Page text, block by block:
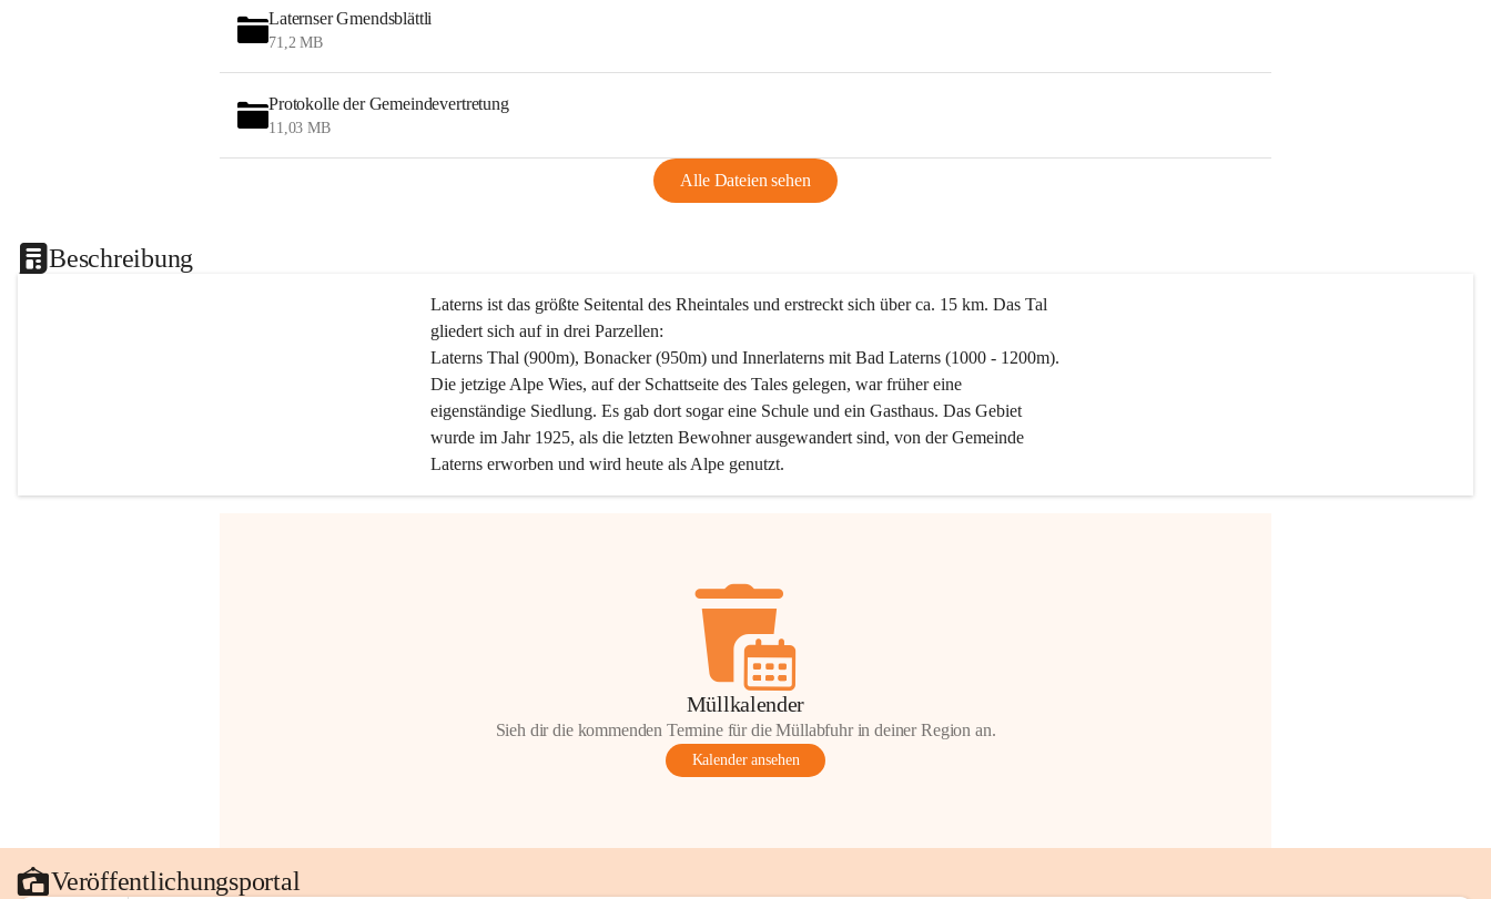
Laternser Gmendsblättli
71,2 MB
Protokolle der Gemeindevertretung
11,03 MB
Alle Dateien sehen
Beschreibung
Laterns ist das größte Seitental des Rheintales und erstreckt sich über ca. 15 km. Das Tal
gliedert sich auf in drei Parzellen:
Laterns Thal (900m), Bonacker (950m) und Innerlaterns mit Bad Laterns (1000 - 1200m).
Die jetzige Alpe Wies, auf der Schattseite des Tales gelegen, war früher eine
eigenständige Siedlung. Es gab dort sogar eine Schule und ein Gasthaus. Das Gebiet
wurde im Jahr 1925, als die letzten Bewohner ausgewandert sind, von der Gemeinde
Laterns erworben und wird heute als Alpe genutzt.
Müllkalender
Sieh dir die kommenden Termine für die Müllabfuhr in deiner Region an.
Kalender ansehen
Veröffentlichungsportal